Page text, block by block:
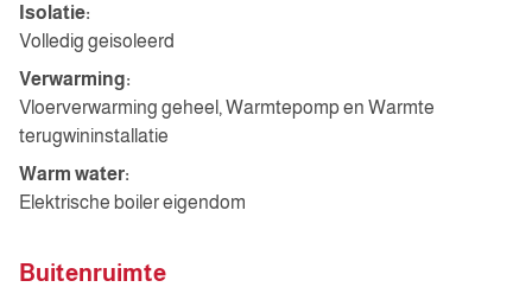
Isolatie:
Volledig geisoleerd
Verwarming:
Vloerverwarming geheel, Warmtepomp en Warmte
terugwininstallatie
Warm water:
Elektrische boiler eigendom
Buitenruimte